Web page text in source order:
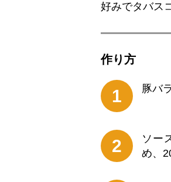
好みでタバス
作り⽅
1 豚バ
2
ソー
め、